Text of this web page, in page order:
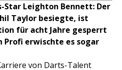
Leighton Bennett: Der
Taylor besiegte, ist
für acht Jahre gesperrt
Profi erwischte es sogar
von Darts-Talent